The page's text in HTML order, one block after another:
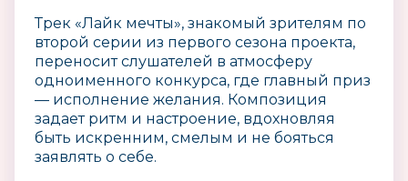
Трек «Лайк мечты», знакомый зрителям по
второй серии из первого сезона проекта,
переносит слушателей в атмосферу
одноименного конкурса, где главный приз
— исполнение желания. Композиция
задает ритм и настроение, вдохновляя
быть искренним, смелым и не бояться
заявлять о себе.